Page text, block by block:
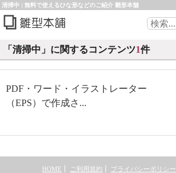
清掃中 | 無料で使えるひな形などのご紹介 雛形本舗
「清掃中」に関するコンテンツ1件
PDF・ワード・イラストレーター
（EPS）で作成さ...
HOME ご利用規約 プライバシーポリシー